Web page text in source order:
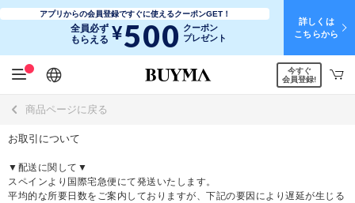
アプリからの会員登録ですぐに使えるクーポンGET！
全員必ず
もらえる ¥500 クーポン
プレゼント
詳しくは
こちらから
日本語
English
简体中文
繁體中文
今すぐ
会員登録!
商品ページに戻る
お取引について
▼配送に関して▼
スペインより国際宅急便にて発送いたします。
平均的な所要日数をご案内しておりますが、下記の要因により遅延が生じる